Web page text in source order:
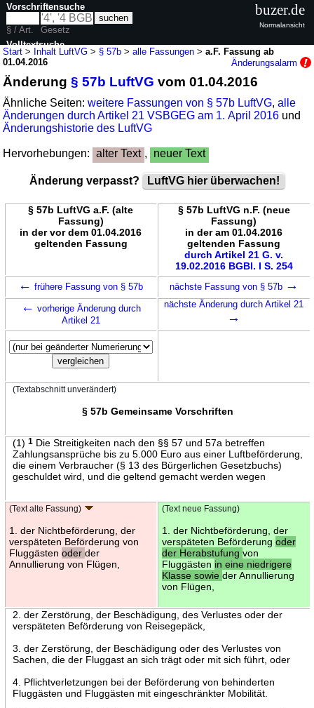
Start > Inhalt LuftVG > § 57b >alle Fassungen >a.F. Fassung ab
01.04.2016
Änderungsalarm
Änderung§ 57b LuftVG vom 01.04.2016
Ähnliche Seiten:weitere Fassungen von § 57b LuftVG,alle
Änderungen durch Artikel 21 VSBGEG am 1. April 2016 und
Änderungshistorie des LuftVG
Hervorhebungen: alter Text , neuer Text
Änderung verpasst? LuftVG hier überwachen!
§ 57b LuftVG a.F. (alte
Fassung)
in der vor dem 01.04.2016
geltenden Fassung
§ 57b LuftVG n.F. (neue
Fassung)
in der am 01.04.2016
geltenden Fassung
durch Artikel 21 G. v.
19.02.2016 BGBl. I S. 254
← frühere Fassung von § 57b nächste Fassung von § 57b →
← vorherige Änderung durch
Artikel 21
nächste Änderung durch Artikel 21
→
(Textabschnitt unverändert)
§ 57b Gemeinsame Vorschriften
(1) 1Die Streitigkeiten nach den §§ 57 und 57a betreffen
Zahlungsansprüche bis zu 5.000 Euro aus einer Luftbeförderung,
die einem Verbraucher (§ 13 des Bürgerlichen Gesetzbuchs)
geschuldet wird, und die geltend gemacht werden wegen
(Text alte Fassung)
1. der Nichtbeförderung, der
verspäteten Beförderung von
Fluggästen oder der
Annullierung von Flügen,
(Text neue Fassung)
1. der Nichtbeförderung, der
verspäteten Beförderung oder
der Herabstufung von
Fluggästen in eine niedrigere
Klasse sowie der Annullierung
von Flügen,
2. der Zerstörung, der Beschädigung, des Verlustes oder der
verspäteten Beförderung von Reisegepäck,
3. der Zerstörung, der Beschädigung oder des Verlustes von
Sachen, die der Fluggast an sich trägt oder mit sich führt, oder
4. Pflichtverletzungen bei der Beförderung von behinderten
Fluggästen und Fluggästen mit eingeschränkter Mobilität.
Vorschriftensuche
§ / Art.
Gesetz
Volltextsuche
buzer.de
Normalansicht